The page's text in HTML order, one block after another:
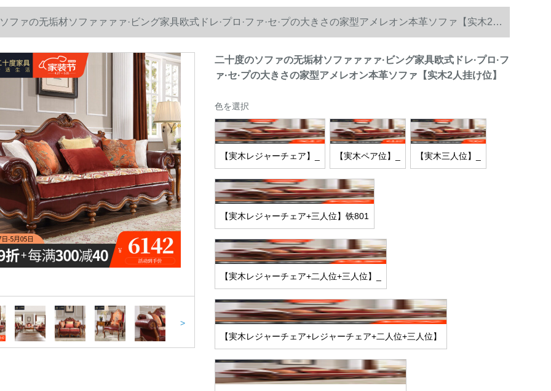
ファの无垢材ソファァァァ·ビング家具欧式ドレ·プロ·ファ·セ·プの大きさの家型アメレオン本革ソファ【实木2人
>
二十度のソファの无垢材ソファァァァ·ビング家具欧式ドレ·プロ·フ
ァ·セ·プの大きさの家型アメレオン本革ソファ【实木2人挂け位】
色を選択
【実木レジャーチェア】_ 【実木ペア位】_ 【実木三人位】_
【実木レジャーチェア+三人位】铁801
【実木レジャーチェア+二人位+三人位】_
【実木レジャーチェア+レジャーチェア+二人位+三人位】